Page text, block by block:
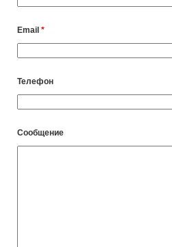
Email *
Телефон
Сообщение